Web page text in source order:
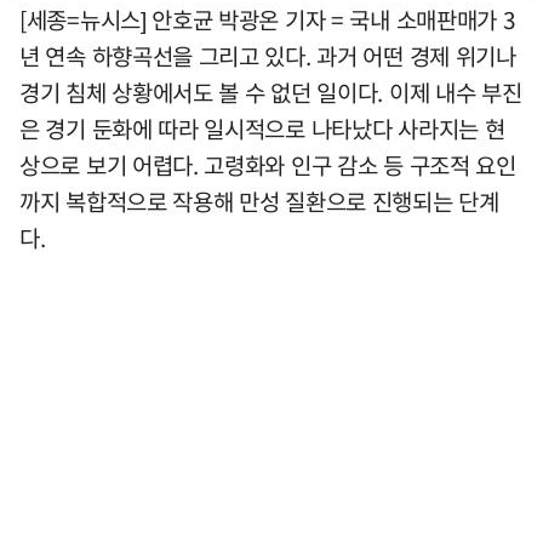
[세종=뉴시스] 안호균 박광온 기자 = 국내 소매판매가 3
년 연속 하향곡선을 그리고 있다. 과거 어떤 경제 위기나
경기 침체 상황에서도 볼 수 없던 일이다. 이제 내수 부진
은 경기 둔화에 따라 일시적으로 나타났다 사라지는 현
상으로 보기 어렵다. 고령화와 인구 감소 등 구조적 요인
까지 복합적으로 작용해 만성 질환으로 진행되는 단계
다.